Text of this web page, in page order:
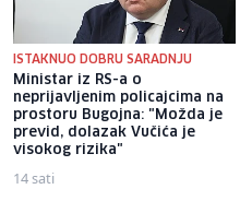
ISTAKNUO DOBRU SARADNJU
Ministar iz RS-a o
neprijavljenim policajcima na
prostoru Bugojna: "Možda je
previd, dolazak Vučića je
visokog rizika"
14 sati